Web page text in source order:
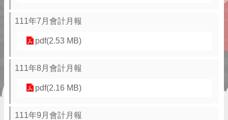
111年7月會計月報
pdf(2.53 MB)
111年8月會計月報
pdf(2.16 MB)
111年9月會計月報